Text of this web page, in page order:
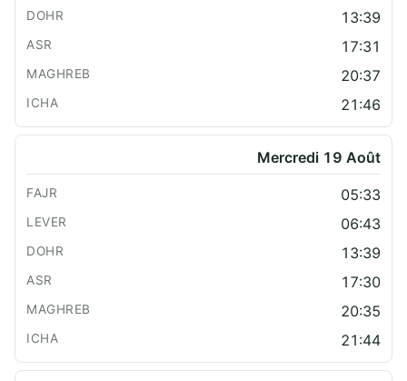
13:39
17:31
20:37
21:46
Mercredi 19 Août
05:33
06:43
13:39
17:30
20:35
21:44